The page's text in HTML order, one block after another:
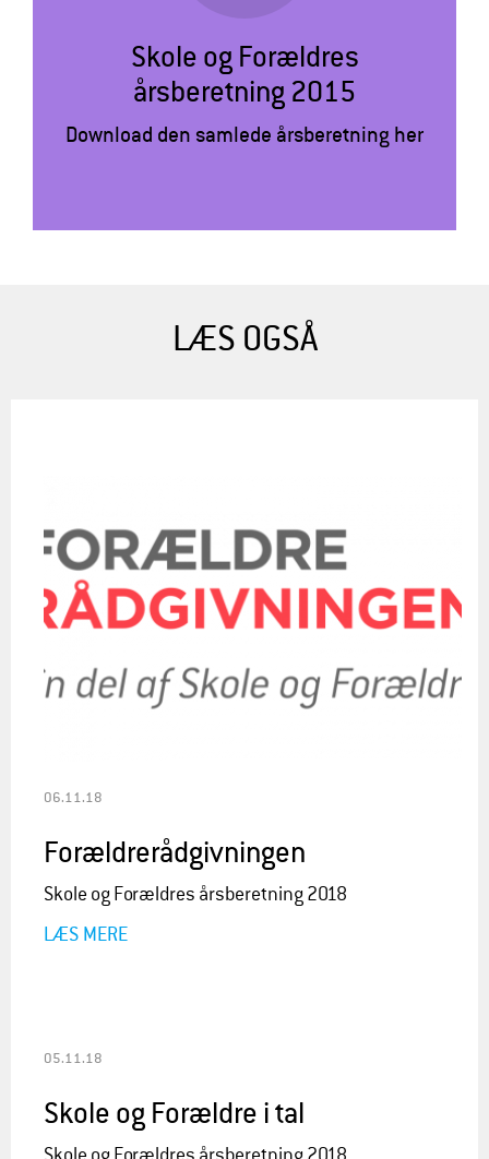
Skole og Forældres
årsberetning 2015
Download den samlede årsberetning her
LÆS OGSÅ
06.11.18
Forældrerådgivningen
Skole og Forældres årsberetning 2018
LÆS MERE
05.11.18
Skole og Forældre i tal
Skole og Forældres årsberetning 2018